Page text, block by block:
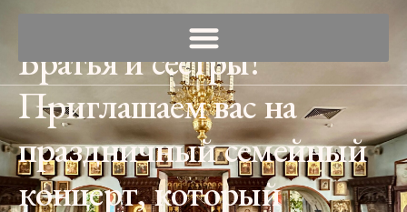
Братья и сестры!
Приглашаем вас на
праздничный семейный
концерт, который